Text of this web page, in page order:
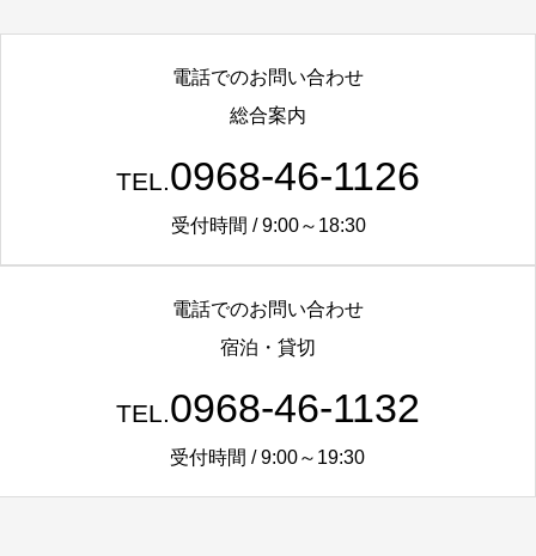
電話でのお問い合わせ
総合案内
TEL.0968-46-1126
受付時間 / 9:00～18:30
電話でのお問い合わせ
宿泊・貸切
TEL.0968-46-1132
受付時間 / 9:00～19:30